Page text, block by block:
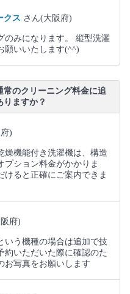
クス さん(大阪府)
のみになります。 縦型洗濯
願いいたします(^^)
のクリーニング料金に追
りますか？
)
燥機能付き洗濯機は、構造
プション料金がかかりま
けると正確にご案内できま
府)
いう機種の場合は追加で技
約いただいた際に確認のた
お写真をお願いします